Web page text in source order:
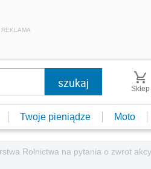
REKLAMA
Sklep
Twoje pieniądze Moto
Rolnictwa na pytania o zwrot